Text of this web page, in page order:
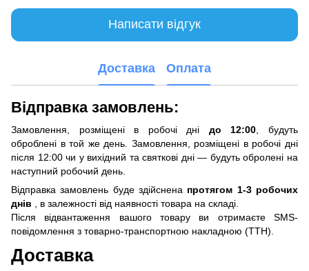
Написати відгук
Доставка Оплата
Відправка замовлень:
Замовлення, розміщені в робочі дні до 12:00 , будуть
оброблені в той же день. Замовлення, розміщені в робочі дні
після 12:00 чи у вихідний та святкові дні — будуть обролені на
наступний робочий день.
Відправка замовлень буде здійснена протягом 1-3 робочих
днів , в залежності від наявності товара на складі.
Після відвантаження вашого товару ви отримаєте SMS-
повідомлення з товарно-транспортною накладною (ТТН).
Доставка